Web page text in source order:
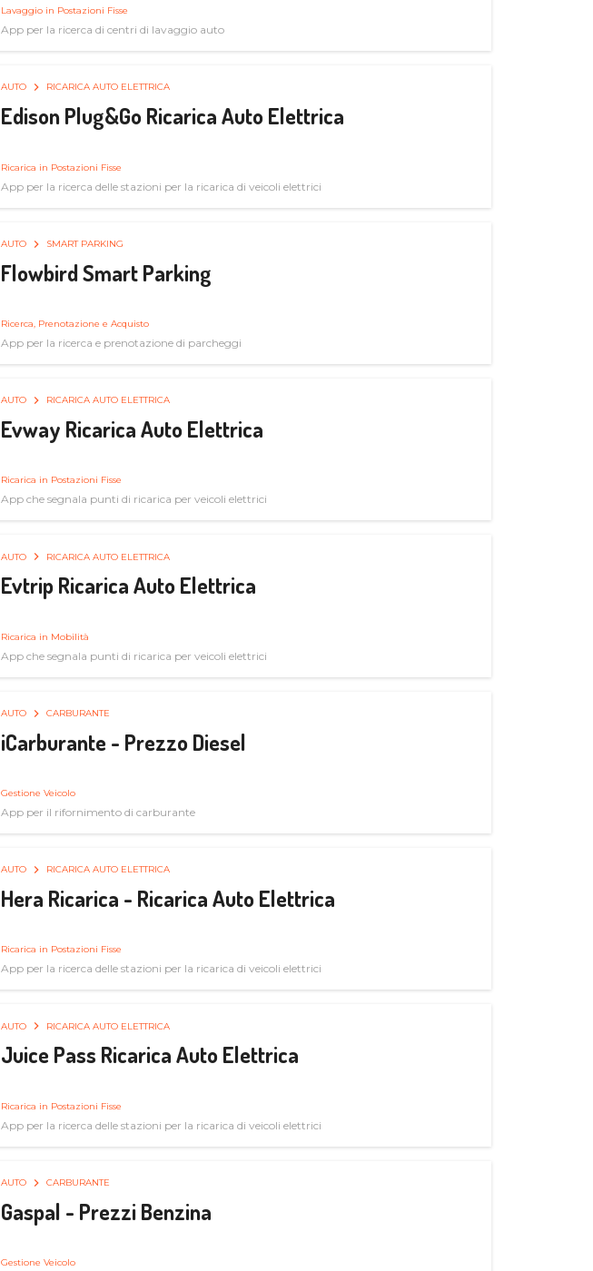
Lavaggio in Postazioni Fisse
App per la ricerca di centri di lavaggio auto
AUTO RICARICA AUTO ELETTRICA
Edison Plug&Go Ricarica Auto Elettrica
Ricarica in Postazioni Fisse
App per la ricerca delle stazioni per la ricarica di veicoli elettrici
AUTO SMART PARKING
Flowbird Smart Parking
Ricerca, Prenotazione e Acquisto
App per la ricerca e prenotazione di parcheggi
AUTO RICARICA AUTO ELETTRICA
Evway Ricarica Auto Elettrica
Ricarica in Postazioni Fisse
App che segnala punti di ricarica per veicoli elettrici
AUTO RICARICA AUTO ELETTRICA
Evtrip Ricarica Auto Elettrica
Ricarica in Mobilità
App che segnala punti di ricarica per veicoli elettrici
AUTO CARBURANTE
iCarburante - Prezzo Diesel
Gestione Veicolo
App per il rifornimento di carburante
AUTO RICARICA AUTO ELETTRICA
Hera Ricarica - Ricarica Auto Elettrica
Ricarica in Postazioni Fisse
App per la ricerca delle stazioni per la ricarica di veicoli elettrici
AUTO RICARICA AUTO ELETTRICA
Juice Pass Ricarica Auto Elettrica
Ricarica in Postazioni Fisse
App per la ricerca delle stazioni per la ricarica di veicoli elettrici
AUTO CARBURANTE
Gaspal - Prezzi Benzina
Gestione Veicolo